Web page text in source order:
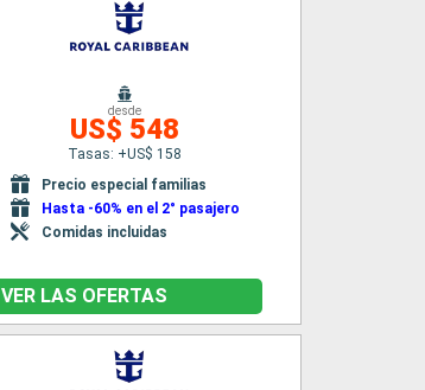
desde
US$ 548
Tasas: +US$ 158
Precio especial familias
Hasta -60% en el 2° pasajero
Comidas incluidas
VER LAS OFERTAS